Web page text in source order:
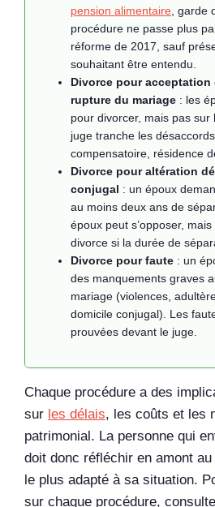
pension alimentaire , garde
procédure ne passe plus
réforme de 2017, sauf
souhaitant être entendu.
Divorce pour
rupture du mariage : les
pour divorcer, mais pas
juge tranche les
compensatoire, résidence
Divorce pour altération
conjugal : un époux
au moins deux ans de
époux peut s’opposer,
divorce si la durée de
Divorce pour faute : un
des manquements graves
mariage (violences,
domicile conjugal). Les
prouvées devant le juge.
Chaque procédure a des
sur les délais, les coûts et les
patrimonial. La personne qui
doit donc réfléchir en amont
le plus adapté à sa situation.
sur chaque procédure,